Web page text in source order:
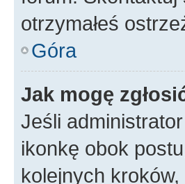
otrzymałeś
Góra
Jak mogę
Jeśli
ikonkę obok
kolejnych